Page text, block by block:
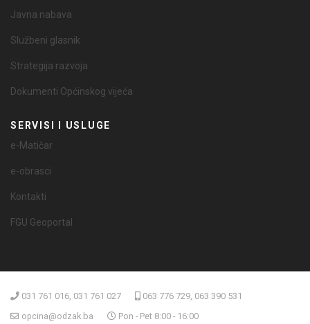
Javna nabava
Službeni glasnik
Strategija razvoja
Dokumenti Općinskog vijeća
SERVISI I USLUGE
e-Matičar
e-obrasci
Kontakti
FGU Geoportal
031 761 016, 031 761 027
063 776 729, 063 390 531
opcina@odzak.ba
Pon - Pet 8:00 - 16:00